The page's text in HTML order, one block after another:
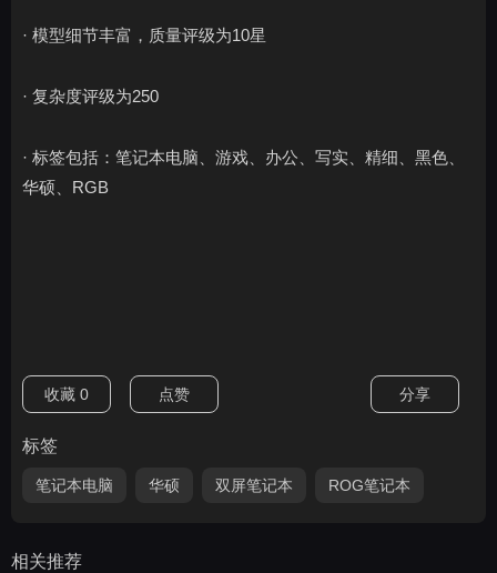
· 模型细节丰富，质量评级为10星
· 复杂度评级为250
· 标签包括：笔记本电脑、游戏、办公、写实、精细、黑色、
华硕、RGB
收藏 0 点赞 分享
标签
笔记本电脑 华硕 双屏笔记本 ROG笔记本
相关推荐